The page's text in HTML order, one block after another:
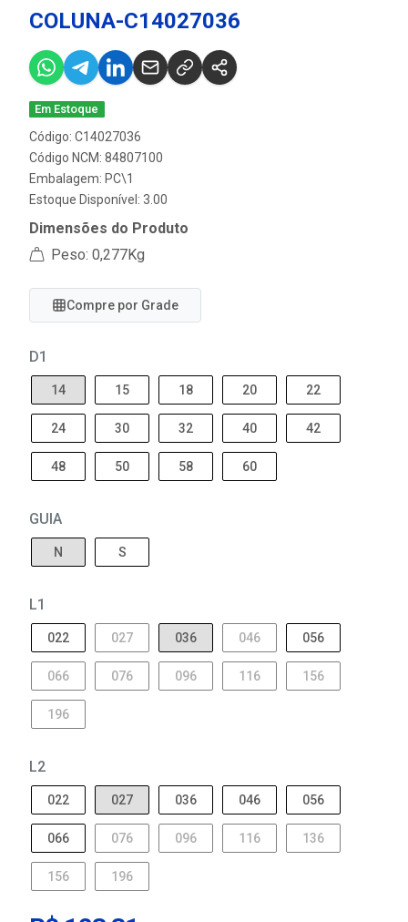
COLUNA-C14027036
Em Estoque
Código: C14027036
Código NCM: 84807100
Embalagem: PC\1
Estoque Disponível: 3.00
Dimensões do Produto
Peso: 0,277Kg
Compre por Grade
D1
14 15 18 20 22
24 30 32 40 42
48 50 58 60
GUIA
N S
L1
022 027 036 046 056
066 076 096 116 156
196
L2
022 027 036 046 056
066 076 096 116 136
156 196